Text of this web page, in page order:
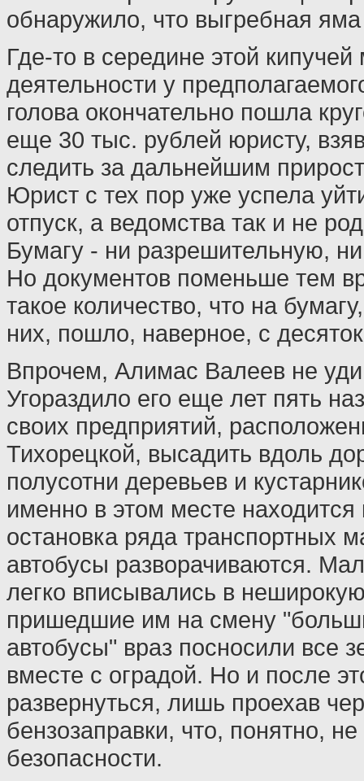
обнаружило, что выгребная яма
Где-то в середине этой
деятельности у
голова окончательно пошла
еще 30 тыс. рублей юристу,
следить за дальнейшим
Юрист с тех пор уже успела
отпуск, а ведомства так и не
Бумагу - ни разрешительную,
Но документов поменьше тем
такое количество, что на
них, пошло, наверное, с
Впрочем, Алимас Валеев не
Угораздило его еще лет пять
своих предприятий,
Тихорецкой, высадить вдоль
полусотни деревьев и
именно в этом месте находится
остановка ряда транспортных
автобусы разворачиваются.
легко вписывались в
пришедшие им на смену
автобусы" враз посносили все
вместе с оградой. Но и после
развернуться, лишь проехав
бензозаправки, что, понятно, не
безопасности.